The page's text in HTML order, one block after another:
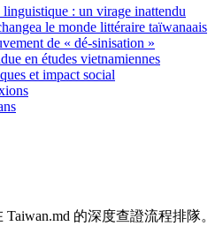
: un virage inattendu
le monde littéraire taïwanaais
de « dé-sinisation »
en études vietnamiennes
et impact social
的深度查證流程排隊。